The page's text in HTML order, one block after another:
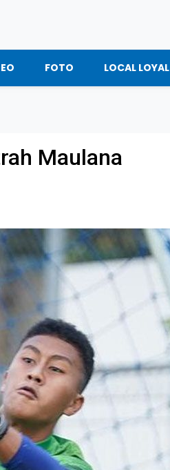
FOTO LOCAL LOYAL
Maulana